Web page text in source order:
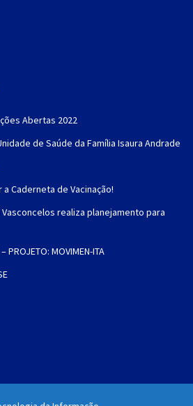
Abertas 2022
de Saúde da Família Isaura Andrade
Caderneta de Vacinação!
realiza planejamento para
PROJETO: MOVIMEN-ITA